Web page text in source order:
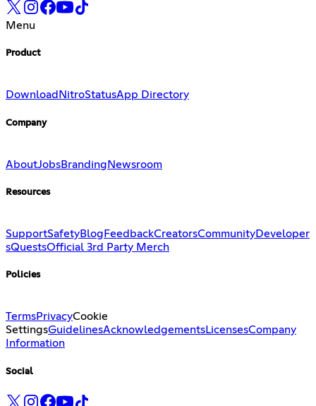
Menu
Product
Download NitroStatusApp Directory
Company
AboutJobsBranding Newsroom
Resources
SupportSafetyBlog FeedbackCreatorsCommunityDeveloper
sQuestsOfficial 3rd Party Merch
Policies
TermsPrivacyCookie
SettingsGuidelinesAcknowledgementsLicensesCompany
Information
Social